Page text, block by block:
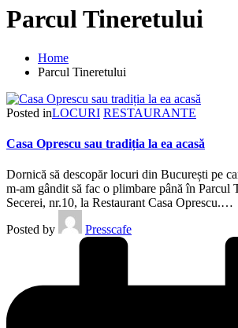
Parcul Tineretului
Home
Parcul Tineretului
Posted inLOCURI RESTAURANTE
Casa Oprescu sau tradiția la ea acasă
Dornică să descopăr locuri din București pe
m-am gândit să fac o plimbare până în Parcul
Secerei, nr.10, la Restaurant Casa Oprescu.…
Posted by
Presscafe